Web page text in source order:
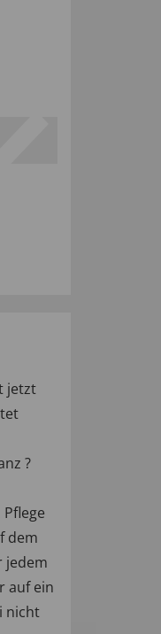
jetzt
?
dem
jedem
auf ein
nicht